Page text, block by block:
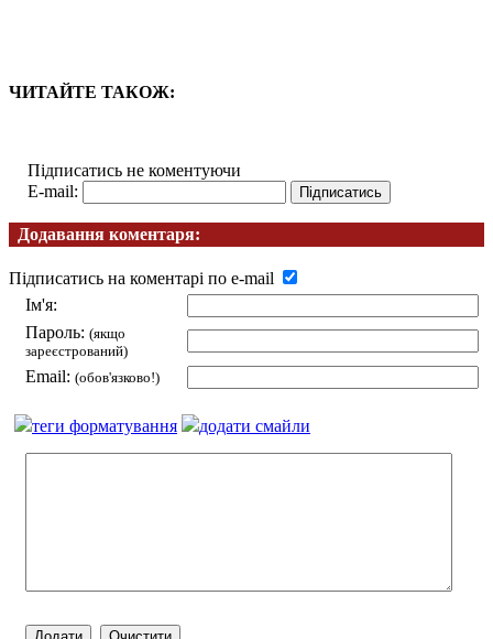
ЧИТАЙТЕ ТАКОЖ:
Підписатись не коментуючи
E-mail:
Додавання коментаря:
Підписатись на коментарі по e-mail
Ім'я:
Пароль: (якщо
зареєстрований)
Email: (обов'язково!)
теги форматування додати смайли